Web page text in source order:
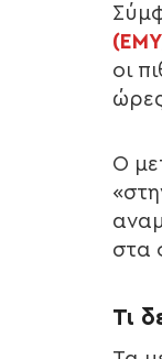
οι
Ο
στα
Τι